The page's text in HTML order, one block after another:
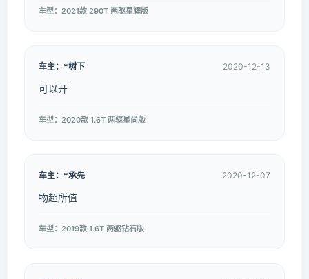
车型：2021款 290T 两驱星耀版
车主：*树下 2020-12-13
可以开
车型：2020款 1.6T 两驱星尚版
车主：*承先 2020-12-07
物超所值
车型：2019款 1.6T 两驱钻石版